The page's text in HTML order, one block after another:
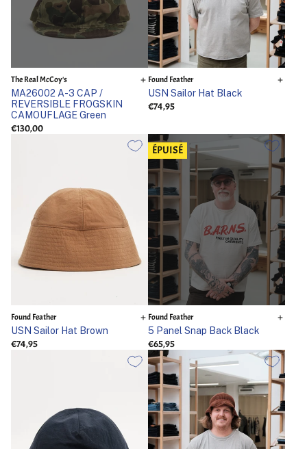
The Real McCoy's
MA26002 A-3 CAP /
REVERSIBLE FROGSKIN
CAMOUFLAGE Green
€130,00
Found Feather
USN Sailor Hat Black
€74,95
Found Feather
USN Sailor Hat Brown
€74,95
ÉPUISÉ
Found Feather
5 Panel Snap Back Black
€65,95